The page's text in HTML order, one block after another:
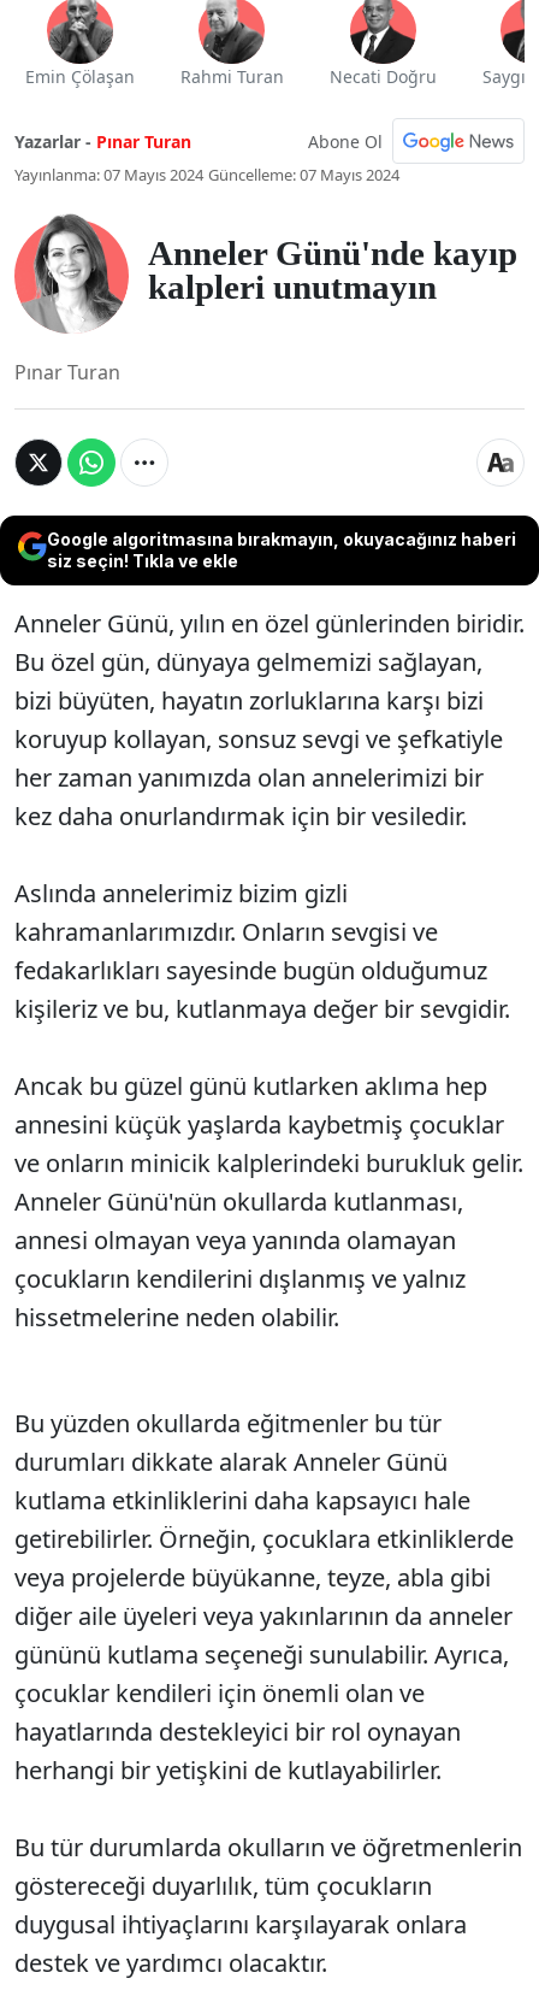
Emin Çölaşan Rahmi Turan Necati Doğru Saygı
Yazarlar - Pınar Turan Abone Ol
Yayınlanma: 07 Mayıs 2024 Güncelleme: 07 Mayıs 2024
Anneler Günü'nde kayıp
kalpleri unutmayın
Pınar Turan
Google algoritmasına bırakmayın, okuyacağınız haberi
siz seçin! Tıkla ve ekle
Anneler Günü, yılın en özel günlerinden biridir.
Bu özel gün, dünyaya gelmemizi sağlayan,
bizi büyüten, hayatın zorluklarına karşı bizi
koruyup kollayan, sonsuz sevgi ve şefkatiyle
her zaman yanımızda olan annelerimizi bir
kez daha onurlandırmak için bir vesiledir.
Aslında annelerimiz bizim gizli
kahramanlarımızdır. Onların sevgisi ve
fedakarlıkları sayesinde bugün olduğumuz
kişileriz ve bu, kutlanmaya değer bir sevgidir.
Ancak bu güzel günü kutlarken aklıma hep
annesini küçük yaşlarda kaybetmiş çocuklar
ve onların minicik kalplerindeki burukluk gelir.
Anneler Günü'nün okullarda kutlanması,
annesi olmayan veya yanında olamayan
çocukların kendilerini dışlanmış ve yalnız
hissetmelerine neden olabilir.
Bu yüzden okullarda eğitmenler bu tür
durumları dikkate alarak Anneler Günü
kutlama etkinliklerini daha kapsayıcı hale
getirebilirler. Örneğin, çocuklara etkinliklerde
veya projelerde büyükanne, teyze, abla gibi
diğer aile üyeleri veya yakınlarının da anneler
gününü kutlama seçeneği sunulabilir. Ayrıca,
çocuklar kendileri için önemli olan ve
hayatlarında destekleyici bir rol oynayan
herhangi bir yetişkini de kutlayabilirler.
Bu tür durumlarda okulların ve öğretmenlerin
göstereceği duyarlılık, tüm çocukların
duygusal ihtiyaçlarını karşılayarak onlara
destek ve yardımcı olacaktır.